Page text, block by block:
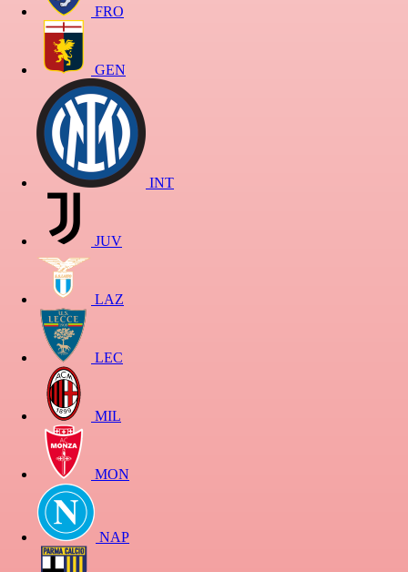
FRO
GEN
INT
JUV
LAZ
LEC
MIL
MON
NAP